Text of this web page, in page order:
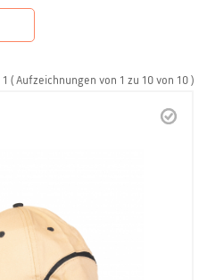
1 ( Aufzeichnungen von 1 zu 10 von 10 )